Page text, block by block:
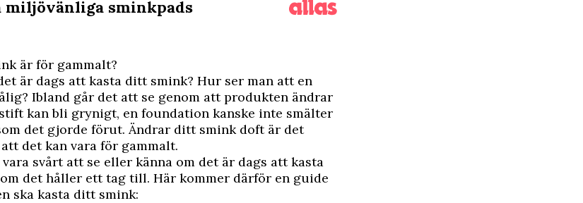
miljövänliga sminkpads
är för gammalt?
är dags att kasta ditt smink? Hur ser man att en
Ibland går det att se genom att produkten ändrar
kan bli grynigt, en foundation kanske inte smälter
det gjorde förut. Ändrar ditt smink doft är det
det kan vara för gammalt.
svårt att se eller känna om det är dags att kasta
det håller ett tag till. Här kommer därför en guide
ska kasta ditt smink: